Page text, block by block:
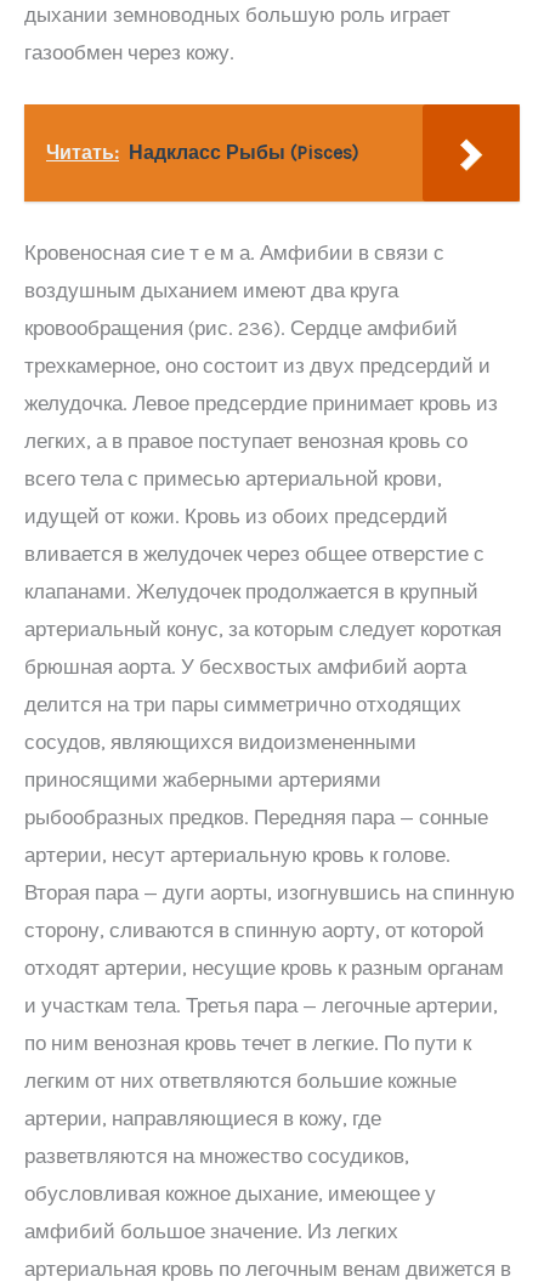
дыхании земноводных большую роль играет
газообмен через кожу.
Читать: Надкласс Рыбы (Pisces)
Кровеносная сие т е м а. Амфибии в связи с
воздушным дыханием имеют два круга
кровообращения (рис. 236). Сердце амфибий
трехкамерное, оно состоит из двух предсердий и
желудочка. Левое предсердие принимает кровь из
легких, а в правое поступает венозная кровь со
всего тела с примесью артериальной крови,
идущей от кожи. Кровь из обоих предсердий
вливается в желудочек через общее отверстие с
клапанами. Желудочек продолжается в крупный
артериальный конус, за которым следует короткая
брюшная аорта. У бесхвостых амфибий аорта
делится на три пары симметрично отходящих
сосудов, являющихся видоизмененными
приносящими жаберными артериями
рыбообразных предков. Передняя пара — сонные
артерии, несут артериальную кровь к голове.
Вторая пара — дуги аорты, изогнувшись на спинную
сторону, сливаются в спинную аорту, от которой
отходят артерии, несущие кровь к разным органам
и участкам тела. Третья пара — легочные артерии,
по ним венозная кровь течет в легкие. По пути к
легким от них ответвляются большие кожные
артерии, направляющиеся в кожу, где
разветвляются на множество сосудиков,
обусловливая кожное дыхание, имеющее у
амфибий большое значение. Из легких
артериальная кровь по легочным венам движется в